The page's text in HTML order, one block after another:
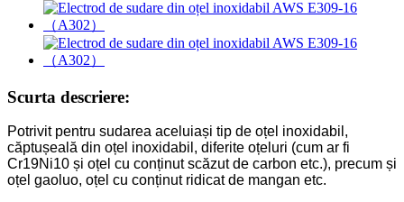
Scurta descriere:
Potrivit pentru sudarea aceluiași tip de oțel inoxidabil,
căptușeală din oțel inoxidabil, diferite oțeluri (cum ar fi
Cr19Ni10 și oțel cu conținut scăzut de carbon etc.), precum și
oțel gaoluo, oțel cu conținut ridicat de mangan etc.